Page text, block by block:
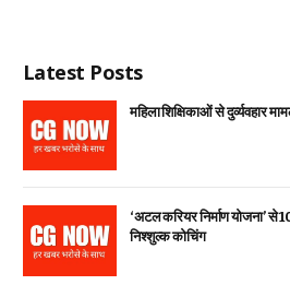
Latest Posts
महिला शिक्षिकाओं से दुर्व्यवहार
‘अटल करियर निर्माण योजना’
निश्शुल्क कोचिंग